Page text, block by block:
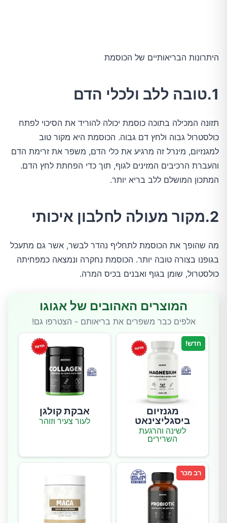
היתרונות הבריאותיים של הכוסמת
1.טובה ללב ולכלי הדם
תזונה המכילה בתוכה כוסמת יכולה להוריד את הסיכוי לפתח
כולסטרול גבוה ולחץ דם גבוה. הכוסמת היא מקור טוב
למגנזיום, מינרל זה מרגיע את כלי הדם, משפר את זרימת הדם
והעברת הרכיבים המזינים לגוף, תוך כדי הפחתת לחץ הדם.
המתכון המושלם ללב בריא יותר.
2.מקור מעולה לחלבון איכותי
מה שהופך את הכוסמת לתחליף נהדר לבשר, אשר גם מתעכל
בגופנו בצורה טובה יותר. הכוסמת נחקרה ונמצאה כמפחיתה
כולסטרול, שומן בגוף ואבנים בכיס המרה.
המוצרים האהובים של אגוגו
אלפים כבר משפרים את בריאותם - הצטרפו גם!
חדש!
מגנזיום
ביסגליצינאט
לשינה והרגעת
השרירים
אבקת קולגן
לעור צעיר וזוהר
רב מכר